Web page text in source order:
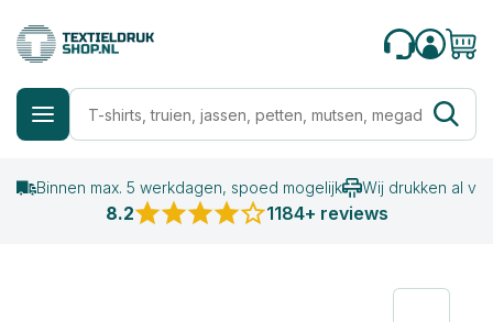
Binnen max. 5 werkdagen, spoed mogelijk Wij drukken al
8.2 1184+ reviews